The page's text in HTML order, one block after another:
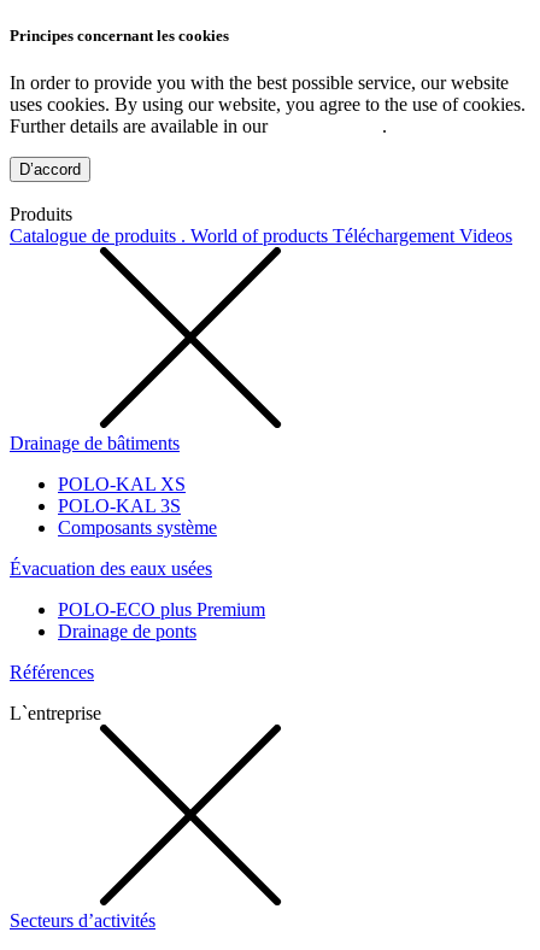
Principes concernant les cookies
In order to provide you with the best possible service, our website
uses cookies. By using our website, you agree to the use of cookies.
Further details are available in our
.
D’accord
Produits
Catalogue de produits . World of products Téléchargement Videos
Drainage de bâtiments
POLO-KAL XS
POLO-KAL 3S
Composants système
Évacuation des eaux usées
POLO-ECO plus Premium
Drainage de ponts
Références
L`entreprise
Secteurs d’activités